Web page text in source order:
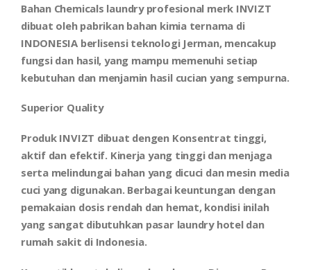
Bahan Chemicals laundry profesional merk INVIZT
dibuat oleh pabrikan bahan kimia ternama di
INDONESIA berlisensi teknologi Jerman, mencakup
fungsi dan hasil, yang mampu memenuhi setiap
kebutuhan dan menjamin hasil cucian yang sempurna.
Superior Quality
Produk INVIZT dibuat dengen Konsentrat tinggi,
aktif dan efektif. Kinerja yang tinggi dan menjaga
serta melindungai bahan yang dicuci dan mesin media
cuci yang digunakan. Berbagai keuntungan dengan
pemakaian dosis rendah dan hemat, kondisi inilah
yang sangat dibutuhkan pasar laundry hotel dan
rumah sakit di Indonesia.